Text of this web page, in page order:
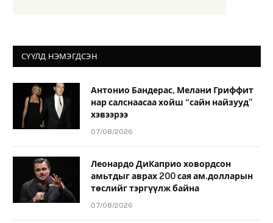
СҮҮЛД НЭМЭГДСЭН
Антонио Бандерас, Мелани Гриффит
нар салснаасаа хойш “сайн найзууд”
хэвээрээ
07/08/2026
Леонардо ДиКаприо ховордсон
амьтдыг аврах 200 сая ам.долларын
төслийг тэргүүлж байна
07/08/2026